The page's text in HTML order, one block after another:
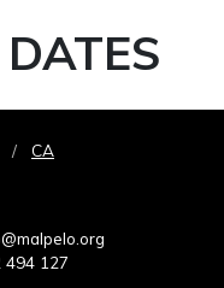
CA
494 127